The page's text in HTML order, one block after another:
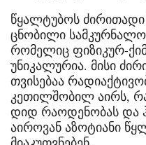
წყალტუბოს
ცნობილი
რომელიც ფიზიკურ-
უნიკალურია. მისი
თვისებაა
კეთილშობილ აირს,
დიდ რაოდენობას და
აიროვან აზოტიანი